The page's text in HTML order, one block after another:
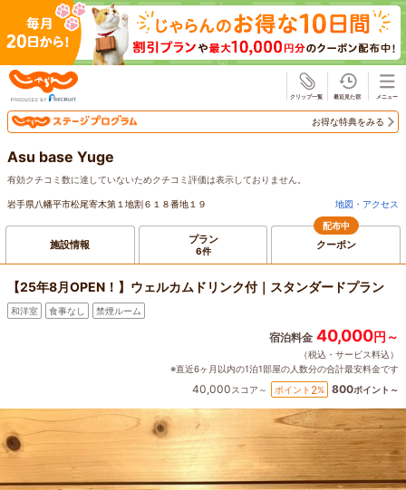
お得な特典をみる
Asu base Yuge
有効クチコミ数に達していないためクチコミ評価は表示しておりません。
岩手県八幡平市松尾寄木第１地割６１８番地１９ 地図・アクセス
施設情報 プラン
6件
配布中
クーポン
【25年8月OPEN！】ウェルカムドリンク付｜スタンダードプラン
和洋室 食事なし 禁煙ルーム
宿泊料金 40,000円～
（税込・サービス料込）
※直近6ヶ月以内の1泊1部屋の人数分の合計最安料金です
40,000スコア～ ポイント 2% 800ポイント～